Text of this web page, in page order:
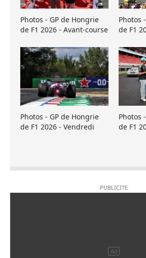
Photos - GP de Hongrie
de F1 2026 - Avant-course
Photos
de F1
Photos - GP de Hongrie
de F1 2026 - Vendredi
Photos
de F1